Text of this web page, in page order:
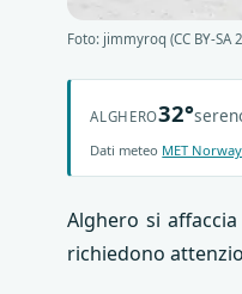
Foto: jimmyroq (CC BY-SA
ALGHERO32°
Dati meteo MET Norway
Alghero si
richiedono